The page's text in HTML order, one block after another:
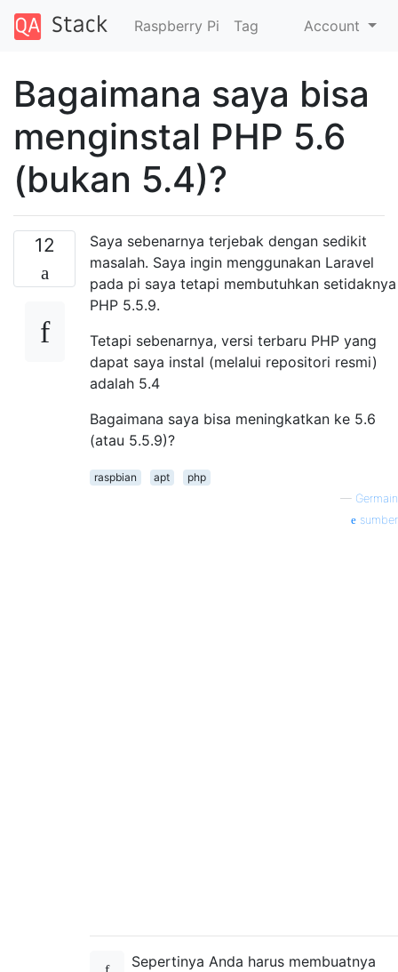
Raspberry Pi Tag Account
Bagaimana saya bisa
menginstal PHP 5.6
(bukan 5.4)?
12
Saya sebenarnya terjebak dengan sedikit
masalah. Saya ingin menggunakan Laravel
pada pi saya tetapi membutuhkan setidaknya
PHP 5.5.9.
Tetapi sebenarnya, versi terbaru PHP yang
dapat saya instal (melalui repositori resmi)
adalah 5.4
Bagaimana saya bisa meningkatkan ke 5.6
(atau 5.5.9)?
raspbian apt
php
— Germain
sumber
Sepertinya Anda harus membuatnya